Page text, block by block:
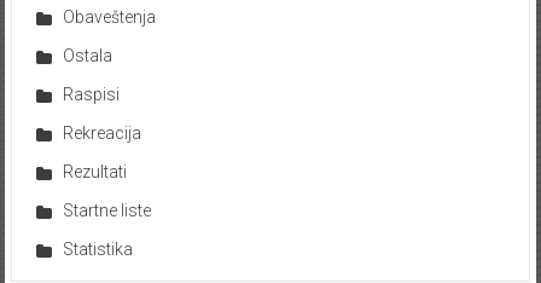
Obaveštenja
Ostala
Raspisi
Rekreacija
Rezultati
Startne liste
Statistika